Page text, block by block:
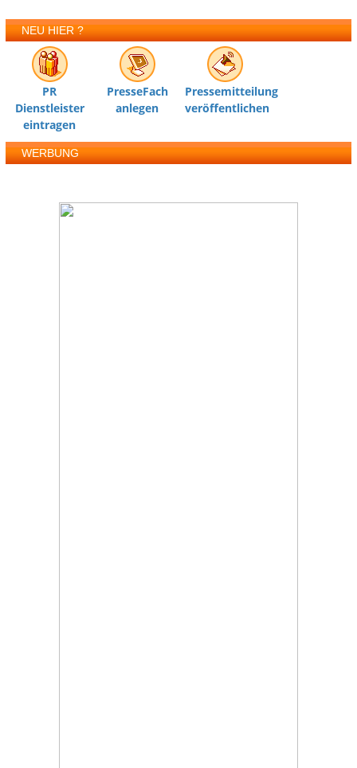
NEU HIER ?
PR
Dienstleister
eintragen
PresseFach
anlegen
Pressemitteilung
veröffentlichen
WERBUNG